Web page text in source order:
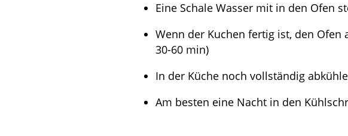
Eine Schale Wasser mit in den Ofen
Wenn der Kuchen fertig ist, den
30-60 min)
In der Küche noch vollständig
Am besten eine Nacht in den